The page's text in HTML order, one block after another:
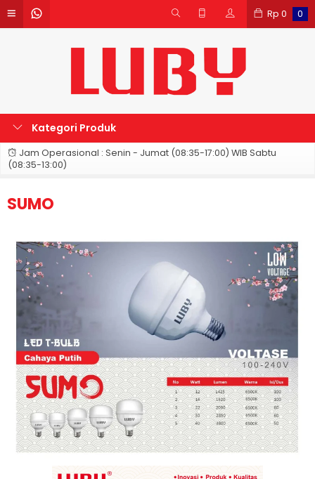
Rp 0 0
Kategori Produk
Jam Operasional : Senin - Jumat (08:35-17:00) WIB Sabtu
(08:35-13:00)
SUMO